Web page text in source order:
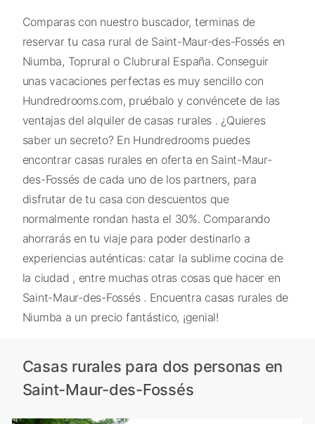
Comparas con nuestro buscador, terminas de
reservar tu casa rural de Saint-Maur-des-Fossés en
Niumba, Toprural o Clubrural España. Conseguir
unas vacaciones perfectas es muy sencillo con
Hundredrooms.com, pruébalo y convéncete de las
ventajas del alquiler de casas rurales . ¿Quieres
saber un secreto? En Hundredrooms puedes
encontrar casas rurales en oferta en Saint-Maur-
des-Fossés de cada uno de los partners, para
disfrutar de tu casa con descuentos que
normalmente rondan hasta el 30%. Comparando
ahorrarás en tu viaje para poder destinarlo a
experiencias auténticas: catar la sublime cocina de
la ciudad , entre muchas otras cosas que hacer en
Saint-Maur-des-Fossés . Encuentra casas rurales de
Niumba a un precio fantástico, ¡genial!
Casas rurales para dos personas en
Saint-Maur-des-Fossés